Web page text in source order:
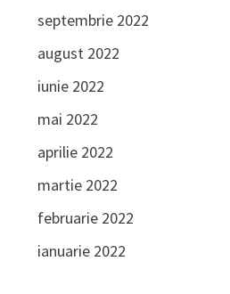
septembrie 2022
august 2022
iunie 2022
mai 2022
aprilie 2022
martie 2022
februarie 2022
ianuarie 2022